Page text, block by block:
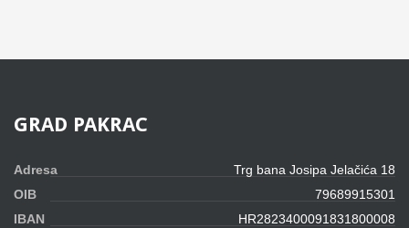
GRAD PAKRAC
Adresa
Trg bana Josipa Jelačića 18
OIB
79689915301
IBAN
HR2823400091831800008